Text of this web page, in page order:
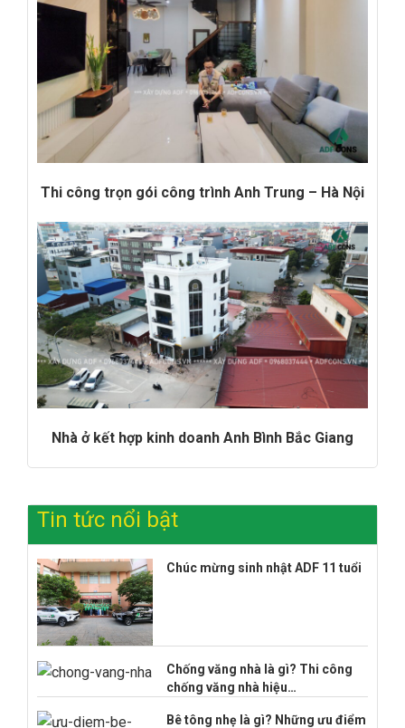
Thi công trọn gói công trình Anh Trung – Hà Nội
Nhà ở kết hợp kinh doanh Anh Bình Bắc Giang
Tin tức nổi bật
Chúc mừng sinh nhật ADF 11 tuổi
Chống văng nhà là gì? Thi công
chống văng nhà hiệu…
Bê tông nhẹ là gì? Những ưu điểm